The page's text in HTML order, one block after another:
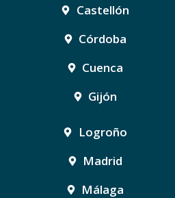
Castellón
Córdoba
Cuenca
Gijón
Logroño
Madrid
Málaga